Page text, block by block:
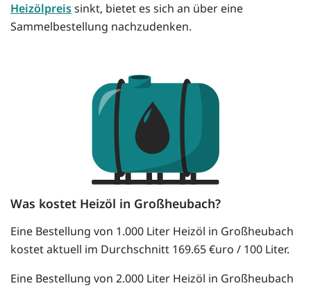
Heizölpreissinkt, bietet es sich an über eine
Sammelbestellung nachzudenken.
Was kostet Heizöl in Großheubach?
Eine Bestellung von 1.000 Liter Heizöl in Großheubach
kostet aktuell im Durchschnitt 169.65 €uro / 100 Liter.
Eine Bestellung von 2.000 Liter Heizöl in Großheubach